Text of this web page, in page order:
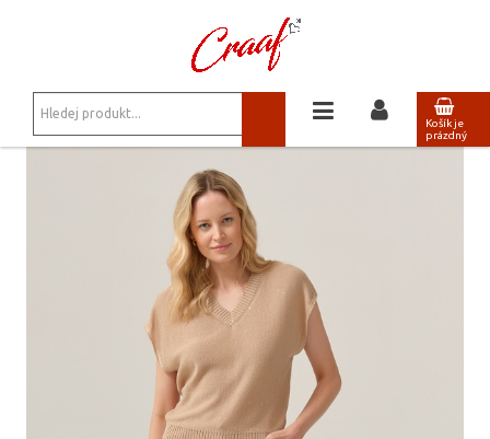
Košík je
prázdný
KALHOTY, KRAŤASY
KALHOTY FERIA FS726-5-23